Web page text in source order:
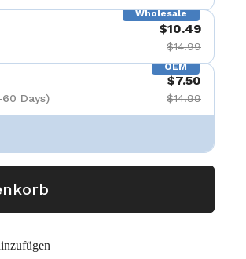
Wholesale
$10.49
$14.99
OEM
Days)
$7.50
$14.99